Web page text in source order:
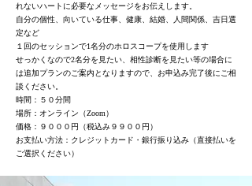
れないハートに必要なメッセージをお伝えします。
自分の個性、向いている仕事、健康、結婚、人間関係、吉日選
定など
１回のセッションで1名分のホロスコープを使用します
せっかくなので2名分を見たい、相性診断を見たい等の場合に
は追加プランのご案内となりますので、お申込み完了後にご相
談ください。
時間：５０分間
​場所：オンライン（Zoom）
価格：９０００円（税込み９９００円）
​お支払い方法：クレジットカード・銀行振り込み（直接払いを
ご選択ください）